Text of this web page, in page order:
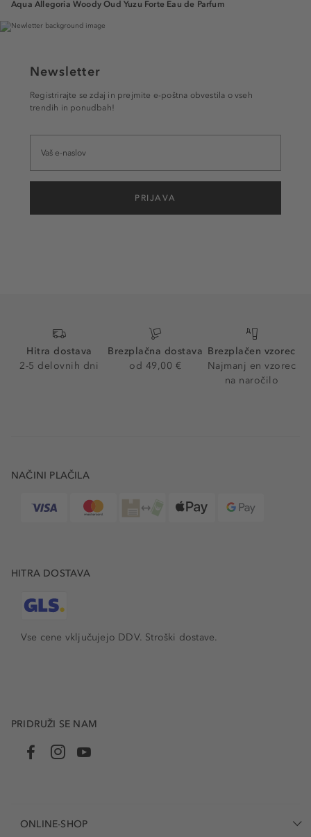
Aqua Allegoria Woody Oud Yuzu Forte Eau de Parfum
Newsletter
Registrirajte se zdaj in prejmite e-poštna obvestila o vseh
trendih in ponudbah!
PRIJAVA
Hitra dostava
2-5 delovnih dni
Brezplačna dostava
od 49,00 €
Brezplačen vzorec
Najmanj en vzorec
na naročilo
NAČINI PLAČILA
HITRA DOSTAVA
Vse cene vključujejo DDV. Stroški dostave.
PRIDRUŽI SE NAM
ONLINE-SHOP